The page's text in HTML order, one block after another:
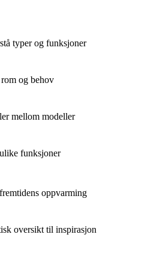
typer og funksjoner
og behov
mellom modeller
funksjoner
oppvarming
oversikt til inspirasjon